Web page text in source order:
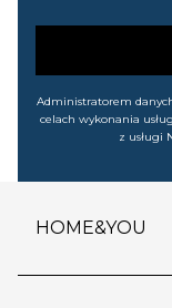
Administratorem
celach wykonania
z usługi
HOME&YOU